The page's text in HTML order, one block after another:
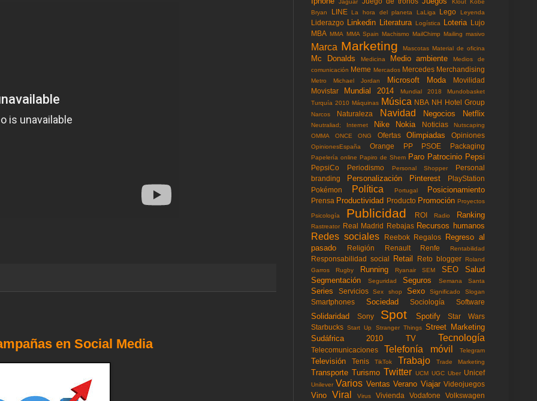
en Social Media
Jaguar Klout Kobe
Bryan
LINE La hora del planeta LaLiga Lego Leyenda
Liderazgo Linkedin Literatura Logística Loteria
Lujo
MBA MMA MMA Spain Machismo MailChimp Mailing masivo
Marca Marketing Mascotas Material de oficina
Mc Donalds Medicina Medio ambiente
Medios de
comunicación Meme Mercados Mercedes Merchandising
Metro Michael Jordan Microsoft Moda
Movilidad
Movistar
Mundial 2014 Mundial 2018
Mundobasket
Turquía 2010 Máquinas Música NBA NH Hotel Group
Narcos Naturaleza Navidad Negocios Netflix
Neutraliad; Internet Nike Nokia Noticias
Nutscaping
OMMA
ONCE ONG Ofertas Olimpiadas Opiniones
OpinionesEspaña Orange PP PSOE Packaging
Papelería online Papiro de Shem Paro Patrocinio Pepsi
PepsiCo Periodismo Personal Shopper
Personal
branding
Personalización Pinterest
PlayStation
Pokémon
Política Portugal Posicionamiento
Prensa Productividad Producto Promoción Proyectos
Psicología Publicidad ROI Radio Ranking
Rastreator Real Madrid Rebajas Recursos humanos
Redes sociales Reebok Regalos
Regreso al
pasado
Religión Renault Renfe Rentabilidad
Responsabilidad social Retail Reto blogger Roland
Garros
Rugby Running Ryanair SEM SEO
Salud
Segmentación
Seguridad Seguros Semana Santa
Series Servicios Sex shop Sexo Significado Slogan
Smartphones Sociedad Sociología Software
Solidaridad Sony Spot Spotify
Star Wars
Starbucks Start Up Stranger Things Street Marketing
Sudáfrica 2010
TV Tecnología
Telecomunicaciones Telefonía móvil Telegram
Televisión Tenis TikTok Trabajo Trade Marketing
Transporte Turismo Twitter UCM UGC Uber Unicef
Unilever Varios Ventas Verano Viajar Videojuegos
Vino Viral Virus Vivienda Vodafone Volkswagen